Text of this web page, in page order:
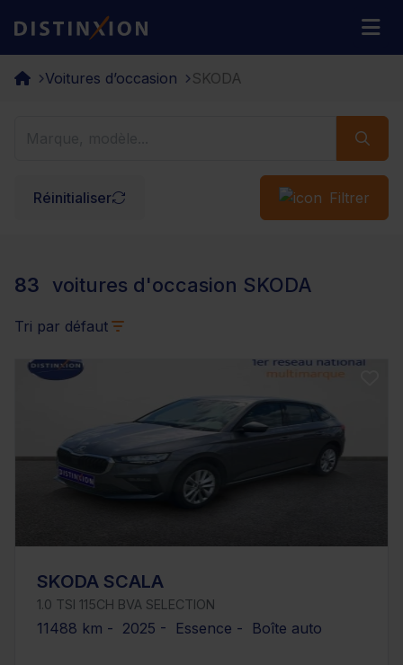
Distinxion
Voitures d’occasion SKODA
Réinitialiser Filtrer
83 voitures d'occasion SKODA
Tri par défaut
SKODA SCALA
1.0 TSI 115CH BVA SELECTION
11488 km - 2025 - Essence - Boîte auto